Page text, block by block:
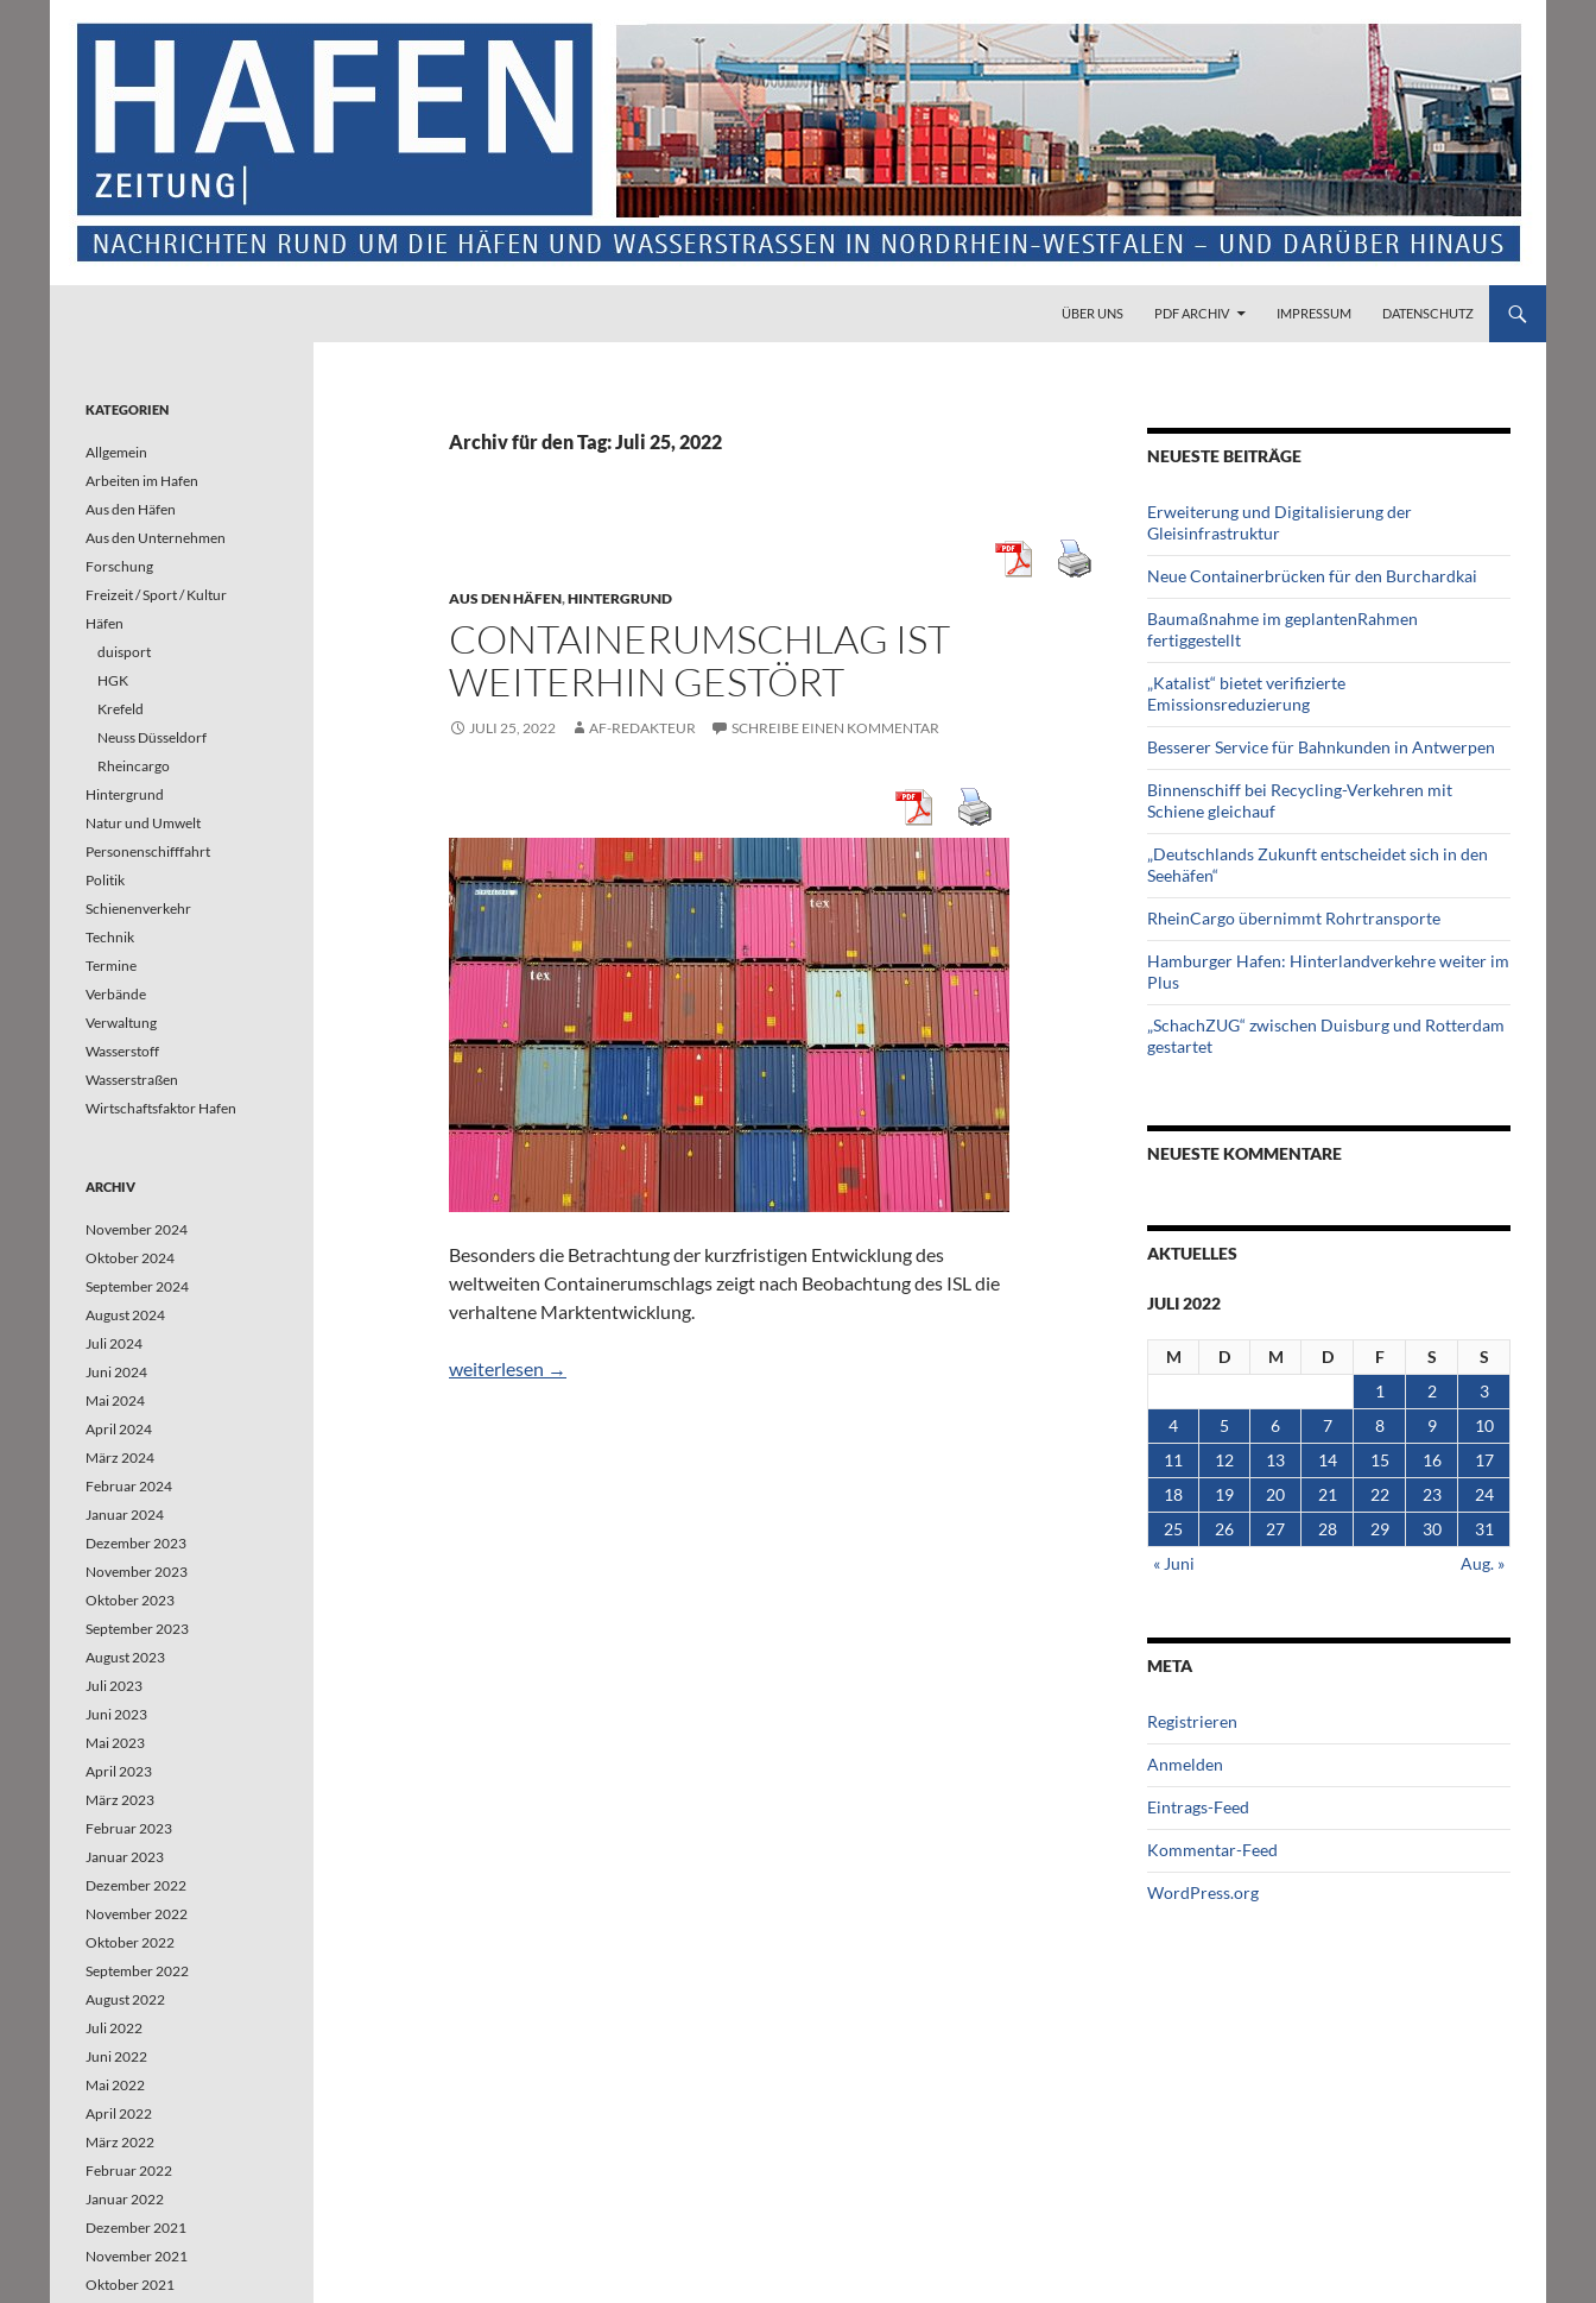
ÜBER UNS
PDF ARCHIV IMPRESSUM DATENSCHUTZ
Archiv für den Tag: Juli 25, 2022
AUS DEN HÄFEN,HINTERGRUND
CONTAINERUMSCHLAG IST
WEITERHIN GESTÖRT
JULI 25, 2022 AF-REDAKTEUR SCHREIBE EINEN KOMMENTAR
Besonders die Betrachtung der kurzfristigen Entwicklung des
weltweiten Containerumschlags zeigt nach Beobachtung des ISL die
verhaltene Marktentwicklung.
Containerumschlag ist weiterhin gestört
weiterlesen →
NEUESTE BEITRÄGE
Erweiterung und Digitalisierung der
Gleisinfrastruktur
Neue Containerbrücken für den Burchardkai
Baumaßnahme im geplantenRahmen
fertiggestellt
„Katalist“ bietet verifizierte
Emissionsreduzierung
Besserer Service für Bahnkunden in Antwerpen
Binnenschiff bei Recycling-Verkehren mit
Schiene gleichauf
„Deutschlands Zukunft entscheidet sich in den
Seehäfen“
RheinCargo übernimmt Rohrtransporte
Hamburger Hafen: Hinterlandverkehre weiter im
Plus
„SchachZUG“ zwischen Duisburg und Rotterdam
gestartet
NEUESTE KOMMENTARE
AKTUELLES
JULI 2022
M D M D F S
S
1
2
3
4
5 6 7 8 9
10
11
12 13 14 15 16
17
18
19 20 21 22 23
24
25
26 27 28 29 30
31
« Juni
Aug. »
META
Registrieren
Anmelden
Eintrags-Feed
Kommentar-Feed
WordPress.org
KATEGORIEN
Allgemein
Arbeiten im Hafen
Aus den Häfen
Aus den Unternehmen
Forschung
Freizeit / Sport / Kultur
Häfen
duisport
HGK
Krefeld
Neuss Düsseldorf
Rheincargo
Hintergrund
Natur und Umwelt
Personenschifffahrt
Politik
Schienenverkehr
Technik
Termine
Verbände
Verwaltung
Wasserstoff
Wasserstraßen
Wirtschaftsfaktor Hafen
ARCHIV
November 2024
Oktober 2024
September 2024
August 2024
Juli 2024
Juni 2024
Mai 2024
April 2024
März 2024
Februar 2024
Januar 2024
Dezember 2023
November 2023
Oktober 2023
September 2023
August 2023
Juli 2023
Juni 2023
Mai 2023
April 2023
März 2023
Februar 2023
Januar 2023
Dezember 2022
November 2022
Oktober 2022
September 2022
August 2022
Juli 2022
Juni 2022
Mai 2022
April 2022
März 2022
Februar 2022
Januar 2022
Dezember 2021
November 2021
Oktober 2021